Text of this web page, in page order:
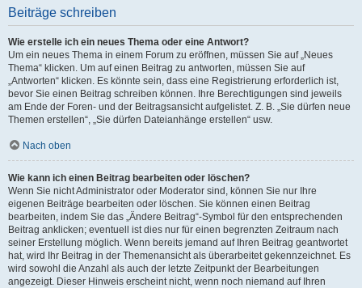
Beiträge schreiben
Wie erstelle ich ein neues Thema oder eine Antwort?
Um ein neues Thema in einem Forum zu eröffnen, müssen Sie auf „Neues
Thema“ klicken. Um auf einen Beitrag zu antworten, müssen Sie auf
„Antworten“ klicken. Es könnte sein, dass eine Registrierung erforderlich ist,
bevor Sie einen Beitrag schreiben können. Ihre Berechtigungen sind jeweils
am Ende der Foren- und der Beitragsansicht aufgelistet. Z. B. „Sie dürfen neue
Themen erstellen“, „Sie dürfen Dateianhänge erstellen“ usw.
Nach oben
Wie kann ich einen Beitrag bearbeiten oder löschen?
Wenn Sie nicht Administrator oder Moderator sind, können Sie nur Ihre
eigenen Beiträge bearbeiten oder löschen. Sie können einen Beitrag
bearbeiten, indem Sie das „Ändere Beitrag“-Symbol für den entsprechenden
Beitrag anklicken; eventuell ist dies nur für einen begrenzten Zeitraum nach
seiner Erstellung möglich. Wenn bereits jemand auf Ihren Beitrag geantwortet
hat, wird Ihr Beitrag in der Themenansicht als überarbeitet gekennzeichnet. Es
wird sowohl die Anzahl als auch der letzte Zeitpunkt der Bearbeitungen
angezeigt. Dieser Hinweis erscheint nicht, wenn noch niemand auf Ihren